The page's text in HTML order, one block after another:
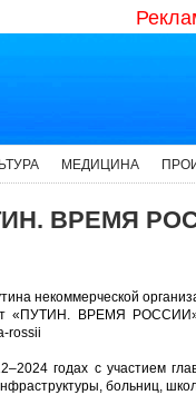
МЕДИЦИНА
ВРЕМЯ
некоммерческой
«ПУТИН. ВРЕМЯ
rossii
годах с участием
больниц,